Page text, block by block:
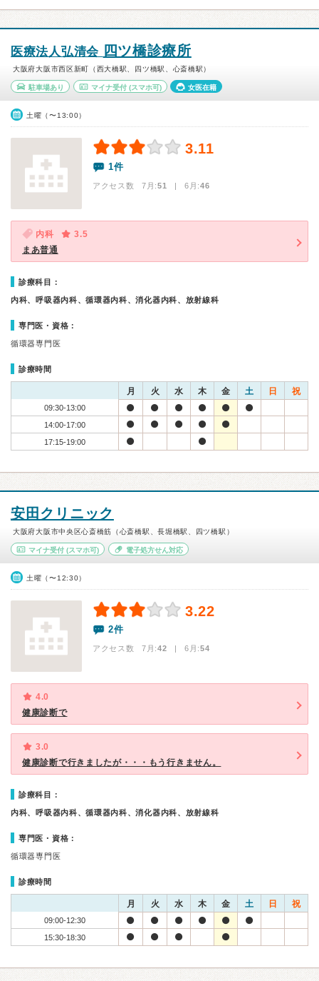
医療法人弘清会 四ツ橋診療所
大阪府大阪市西区新町（西大橋駅、四ツ橋駅、心斎橋駅）
駐車場あり マイナ受付(スマホ可) 女医在籍
土曜（〜13:00）
3.11
1件
アクセス数 7月:51 | 6月:46
内科
3.5
まあ普通
診療科目：
内科、呼吸器内科、循環器内科、消化器内科、放射線科
専門医・資格：
循環器専門医
診療時間
月 火 水 木 金 土 日 祝
09:30-13:00
14:00-17:00
17:15-19:00
安田クリニック
大阪府大阪市中央区心斎橋筋（心斎橋駅、長堀橋駅、四ツ橋駅）
マイナ受付 (スマホ可) 電子処方せん対応
土曜（〜12:30）
3.22
2件
アクセス数 7月:42 | 6月:54
4.0
健康診断で
3.0
健康診断で行きましたが・・・もう行きません。
診療科目：
内科、呼吸器内科、循環器内科、消化器内科、放射線科
専門医・資格：
循環器専門医
診療時間
月 火 水 木 金 土 日 祝
09:00-12:30
15:30-18:30